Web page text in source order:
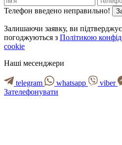
Телефон введено неправильно!
Залишаючи заявку, ви
погоджуються з Політикою
cookie
Наші месенджери
telegram whatsapp viber
Зателефонувати